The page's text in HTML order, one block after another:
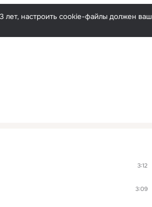
Русский
лет, настроить cookie-файлы должен ваш
3:12
3:09